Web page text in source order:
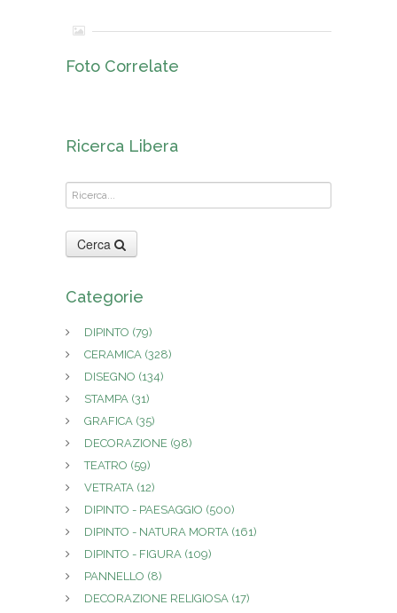
Foto Correlate
Ricerca Libera
Cerca
Categorie
DIPINTO (79)
CERAMICA (328)
DISEGNO (134)
STAMPA (31)
GRAFICA (35)
DECORAZIONE (98)
TEATRO (59)
VETRATA (12)
DIPINTO - PAESAGGIO (500)
DIPINTO - NATURA MORTA (161)
DIPINTO - FIGURA (109)
PANNELLO (8)
DECORAZIONE RELIGIOSA (17)